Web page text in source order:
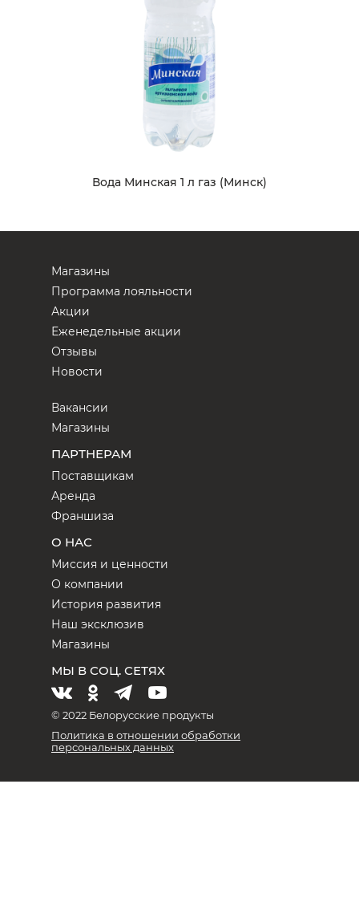
Вода Минская 1 л газ (Минск)
Магазины
Программа лояльности
Акции
Еженедельные акции
Отзывы
Новости
Вакансии
Магазины
ПАРТНЕРАМ
Поставщикам
Аренда
Франшиза
О НАС
Миссия и ценности
О компании
История развития
Наш эксклюзив
Магазины
МЫ В СОЦ. СЕТЯХ
© 2022 Белорусские продукты
Политика в отношении обработки
персональных данных